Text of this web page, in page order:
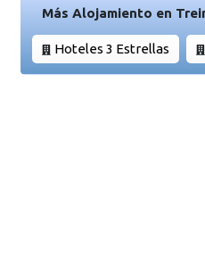
Más Alojamiento en
Hoteles 3 Estrellas